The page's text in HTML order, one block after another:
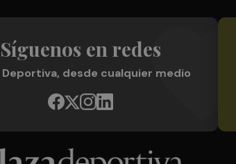
Síguenos en redes
Deportiva, desde cualquier medio